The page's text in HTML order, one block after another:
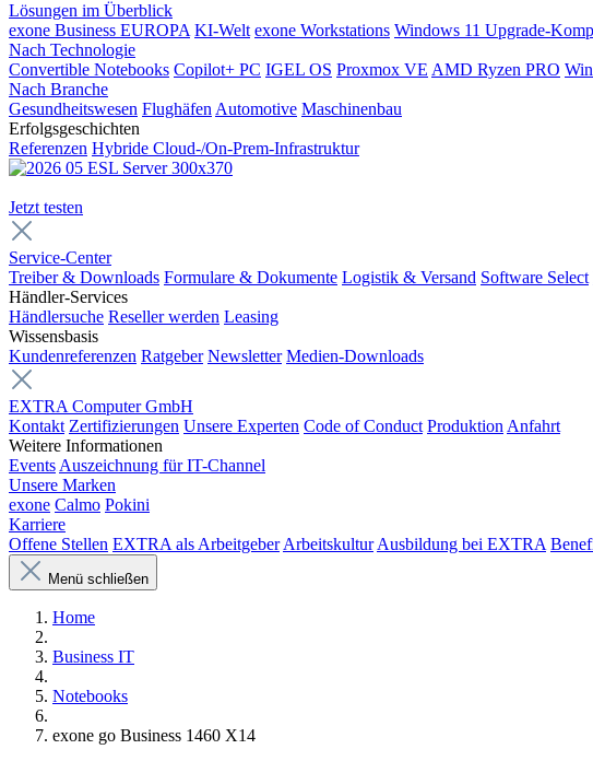
Lösungen im Überblick
exone Business EUROPA KI-Welt exone Workstations Windows 11 Upgrade-
Nach Technologie
Convertible Notebooks Copilot+ PC IGEL OS Proxmox VE AMD Ryzen PRO
Nach Branche
Gesundheitswesen Flughäfen Automotive Maschinenbau
Erfolgsgeschichten
Referenzen Hybride Cloud-/On-Prem-Infrastruktur
Jetzt testen
Service-Center
Treiber & Downloads Formulare & Dokumente Logistik & Versand Software Select
Händler-Services
Händlersuche Reseller werden Leasing
Wissensbasis
Kundenreferenzen Ratgeber Newsletter Medien-Downloads
EXTRA Computer GmbH
Kontakt Zertifizierungen Unsere Experten Code of Conduct Produktion Anfahrt
Weitere Informationen
Events Auszeichnung für IT-Channel
Unsere Marken
exone Calmo Pokini
Karriere
Offene Stellen EXTRA als Arbeitgeber Arbeitskultur Ausbildung bei EXTRA
Menü schließen
Home
Business IT
Notebooks
exone go Business 1460 X14